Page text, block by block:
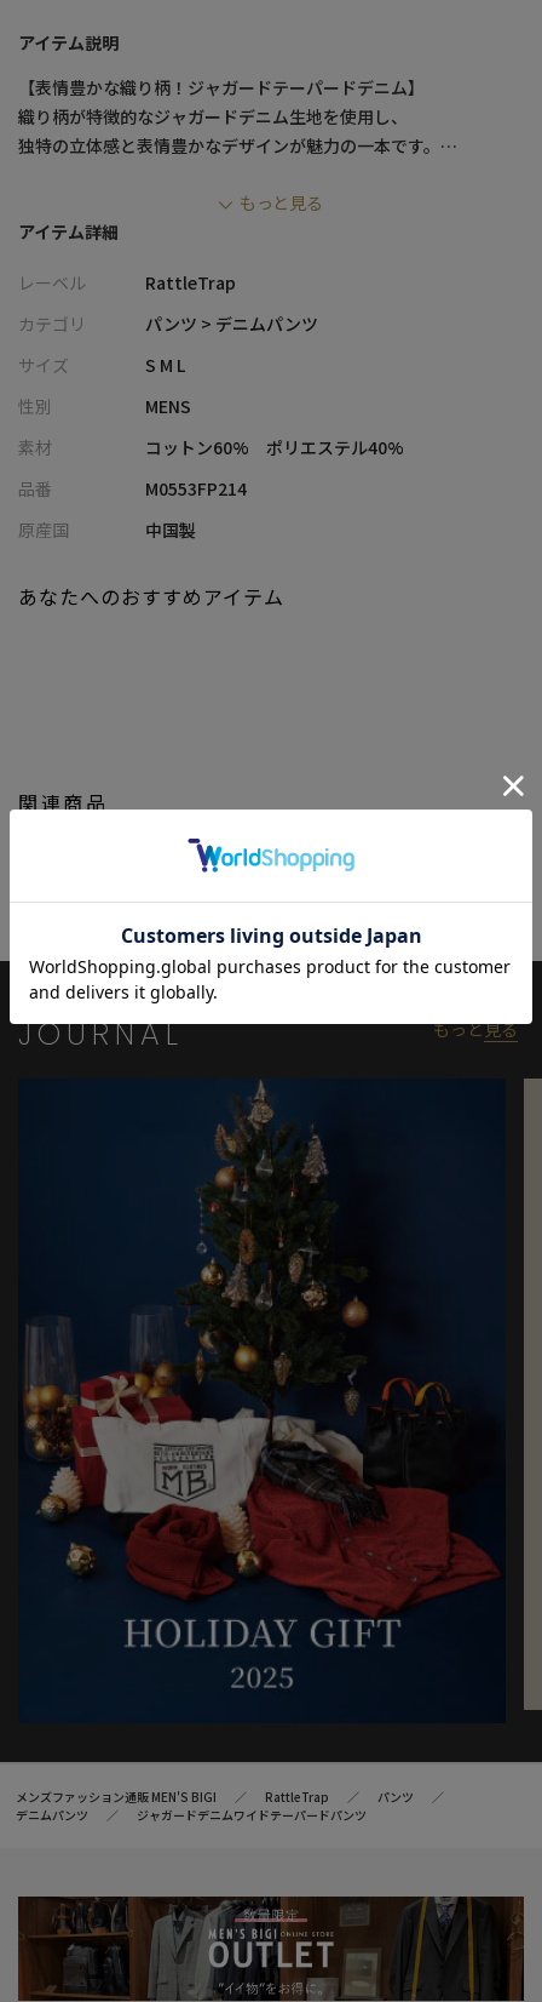
アイテム説明
【表情豊かな織り柄！ジャガードテーパードデニム】
織り柄が特徴的なジャガードデニム生地を使用し、
独特の立体感と表情豊かなデザインが魅力の一本です。
ルーズすぎずすっきりとした印象に仕上げました。
《上品さとこなれ感を両立》
カジュアルなデニムながらも上品さを兼ね備え、
完成します。
《個性派デニム》
【Rattle Trap/ラトルトラップ】
『ワーク』『ミリタリー』『デニム』をベースに素材とディティ
境、設定により実際のカラーと画像の色味が違って見える場合が
御座います。予めご了承の上、ご注文下さい。
※屋外での撮影画像は光の加減で、実際の商品より明るく見える
場合が御座います。商品の色味は生地アップ・スタジオ撮影の画
像をご参考下さい。
もっと見る
アイテム詳細
レーベル
RattleTrap
カテゴリ
パンツ > デニムパンツ
サイズ
S M L
性別
MENS
素材
コットン60% ポリエステル40%
品番
M0553FP214
原産国
中国製
関連商品
あなたへのおすすめアイテム
JOURNAL もっと見る
メンズファッション通販 MEN'S BIGI RattleTrap
パンツ
デニムパンツ
ジャガードデニムワイドテーパードパンツ